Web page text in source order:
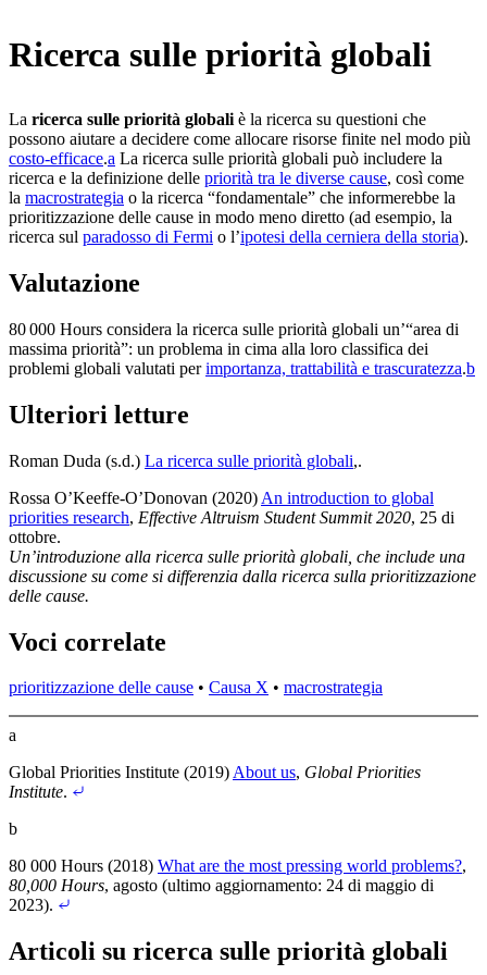
Ricerca sulle priorità globali
La ricerca sulle priorità globali è la ricerca su questioni che
possono aiutare a decidere come allocare risorse finite nel modo più
costo-efficace.⁠a La ricerca sulle priorità globali può includere la
ricerca e la definizione delle priorità tra le diverse cause, così come
la macrostrategia o la ricerca “fondamentale” che informerebbe la
prioritizzazione delle cause in modo meno diretto (ad esempio, la
ricerca sul paradosso di Fermi o l’ipotesi della cerniera della storia).
Valutazione
80 000 Hours considera la ricerca sulle priorità globali un’“area di
massima priorità”: un problema in cima alla loro classifica dei
problemi globali valutati perimportanza, trattabilità e trascuratezza.⁠b
Ulteriori letture
Roman Duda (s.d.) La ricerca sulle priorità globali,.
Rossa O’Keeffe-O’Donovan (2020) An introduction to global
priorities research, Effective Altruism Student Summit 2020, 25 di
ottobre.
Un’introduzione alla ricerca sulle priorità globali, che include una
discussione su come si differenzia dalla ricerca sulla prioritizzazione
delle cause.
Voci correlate
prioritizzazione delle cause • Causa X • macrostrategia
a
Global Priorities Institute (2019)About us, Global Priorities
Institute.
b
80 000 Hours (2018) What are the most pressing world problems?,
80,000 Hours, agosto (ultimo aggiornamento: 24 di maggio di
2023).
Articoli su ricerca sulle priorità globali